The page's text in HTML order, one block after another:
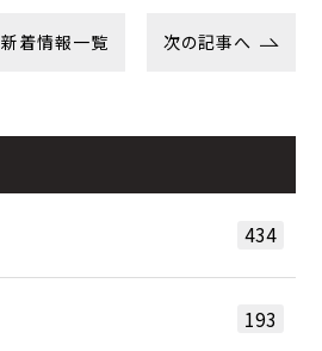
新着情報一覧 次の記事へ
434
193